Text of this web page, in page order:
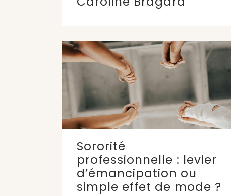
Sororité
professionnelle : levier
d’émancipation ou
simple effet de mode ?